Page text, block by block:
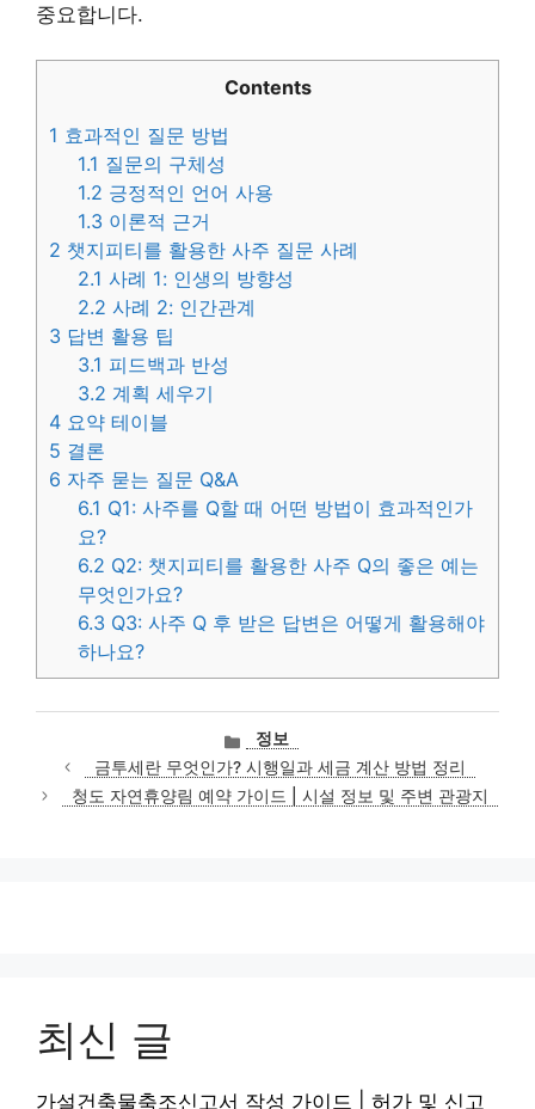
중요합니다.
Contents
1 효과적인 질문 방법
1.1 질문의 구체성
1.2 긍정적인 언어 사용
1.3 이론적 근거
2 챗지피티를 활용한 사주 질문 사례
2.1 사례 1: 인생의 방향성
2.2 사례 2: 인간관계
3 답변 활용 팁
3.1 피드백과 반성
3.2 계획 세우기
4 요약 테이블
5 결론
6 자주 묻는 질문 Q&A
6.1 Q1: 사주를 Q할 때 어떤 방법이 효과적인가
요?
6.2 Q2: 챗지피티를 활용한 사주 Q의 좋은 예는
무엇인가요?
6.3 Q3: 사주 Q 후 받은 답변은 어떻게 활용해야
하나요?
카
테
고
리
정보
금투세란 무엇인가? 시행일과 세금 계산 방법 정리
청도 자연휴양림 예약 가이드 | 시설 정보 및 주변 관광지
최신 글
가설건축물축조신고서 작성 가이드 | 허가 및 신고